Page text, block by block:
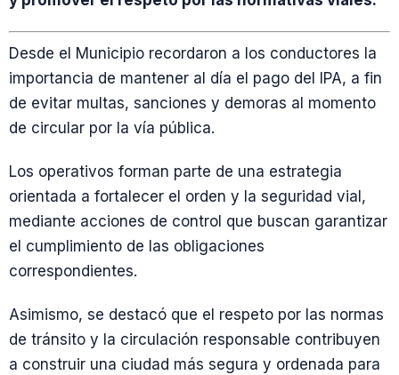
Desde el Municipio recordaron a los conductores la
importancia de mantener al día el pago del IPA, a fin
de evitar multas, sanciones y demoras al momento
de circular por la vía pública.
Los operativos forman parte de una estrategia
orientada a fortalecer el orden y la seguridad vial,
mediante acciones de control que buscan garantizar
el cumplimiento de las obligaciones
correspondientes.
Asimismo, se destacó que el respeto por las normas
de tránsito y la circulación responsable contribuyen
a construir una ciudad más segura y ordenada para